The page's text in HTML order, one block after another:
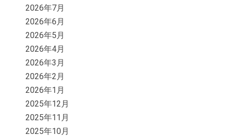
2026年7月
2026年6月
2026年5月
2026年4月
2026年3月
2026年2月
2026年1月
2025年12月
2025年11月
2025年10月